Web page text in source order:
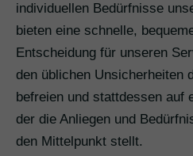
individuellen Bedürfnisse
bieten eine schnelle,
Entscheidung für unseren
den üblichen Unsicherheiten
befreien und stattdessen auf
der die Anliegen und
den Mittelpunkt stellt.